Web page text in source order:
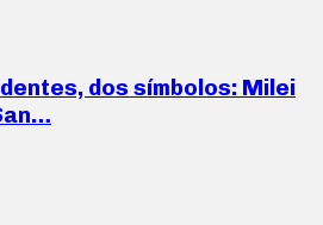
dos símbolos: Milei